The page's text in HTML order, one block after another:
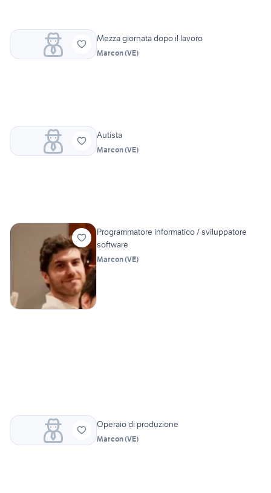
Mezza giornata dopo il lavoro
Marcon(VE)
Autista
Marcon(VE)
Programmatore informatico / sviluppatore
software
Marcon(VE)
Operaio di produzione
Marcon(VE)